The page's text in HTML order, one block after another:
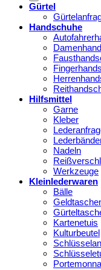
Gürtel
Handschuhe
Hilfsmittel
Garne
Kleber
Nadeln
Werkzeuge
Kleinlederwaren
Bälle
Kartenetuis
Kulturbeutel